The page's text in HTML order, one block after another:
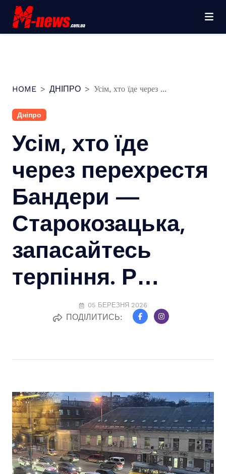
Перейти
вмісту
HOME ДНІПРО Усім, хто їде через ...
Дніпро
Усім, хто їде
через перехрестя
Бандери —
Старокозацька,
запасайтесь
терпіння. Р…
05 БЕРЕЗНЯ 2026
ПОДІЛИТИСЬ: